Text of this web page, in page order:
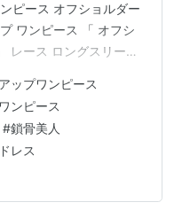
ピース オフショルダー
ワンピース 「 オフシ
レース ロングスリーブ
ップワンピース
ンピース
#鎖骨美人
レス